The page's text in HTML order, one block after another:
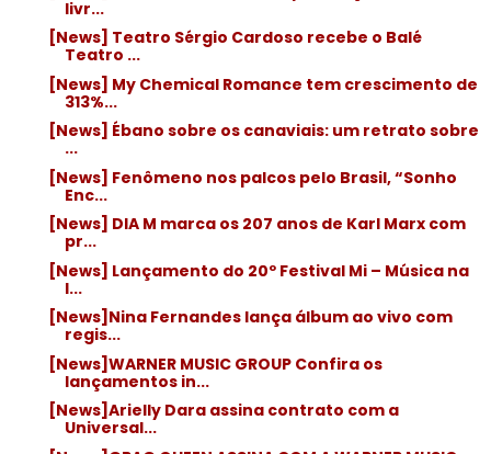
livr...
[News] Teatro Sérgio Cardoso recebe o Balé
Teatro ...
[News] My Chemical Romance tem crescimento de
313%...
[News] Ébano sobre os canaviais: um retrato sobre
...
[News] Fenômeno nos palcos pelo Brasil, “Sonho
Enc...
[News] DIA M marca os 207 anos de Karl Marx com
pr...
[News] Lançamento do 20º Festival Mi – Música na
I...
[News]Nina Fernandes lança álbum ao vivo com
regis...
[News]WARNER MUSIC GROUP Confira os
lançamentos in...
[News]Arielly Dara assina contrato com a
Universal...